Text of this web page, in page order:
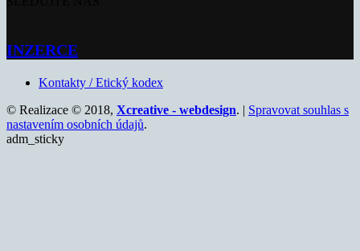
INZERCE
Kontakty / Etický kodex
© Realizace © 2018, Xcreative - webdesign. | Spravovat souhlas s
nastavením osobních údajů.
adm_sticky